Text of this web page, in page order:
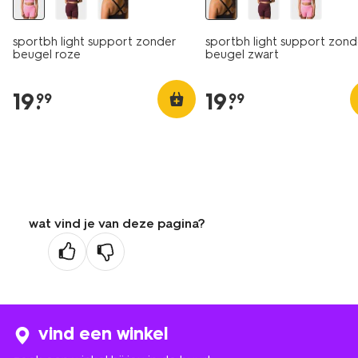
sportbh light support zonder
beugel roze
19.
99
sportbh light support
beugel zwart
19.
99
wat vind je van deze pagina?
vind een winkel